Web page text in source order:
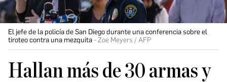
El jefe de la policía de San Diego durante una conferencia sobre el
tiroteo contra una mezquita
Zoe Meyers / AFP
Hallan más de 30 armas y